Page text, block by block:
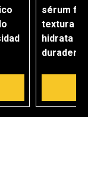
sérum
textura
hidrata la
duradera